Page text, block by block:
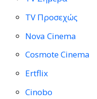
TV Προσεχώς
Nova Cinema
Cosmote Cinema
Ertflix
Cinobo